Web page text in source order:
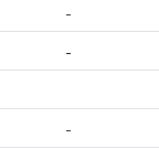
-
-
-